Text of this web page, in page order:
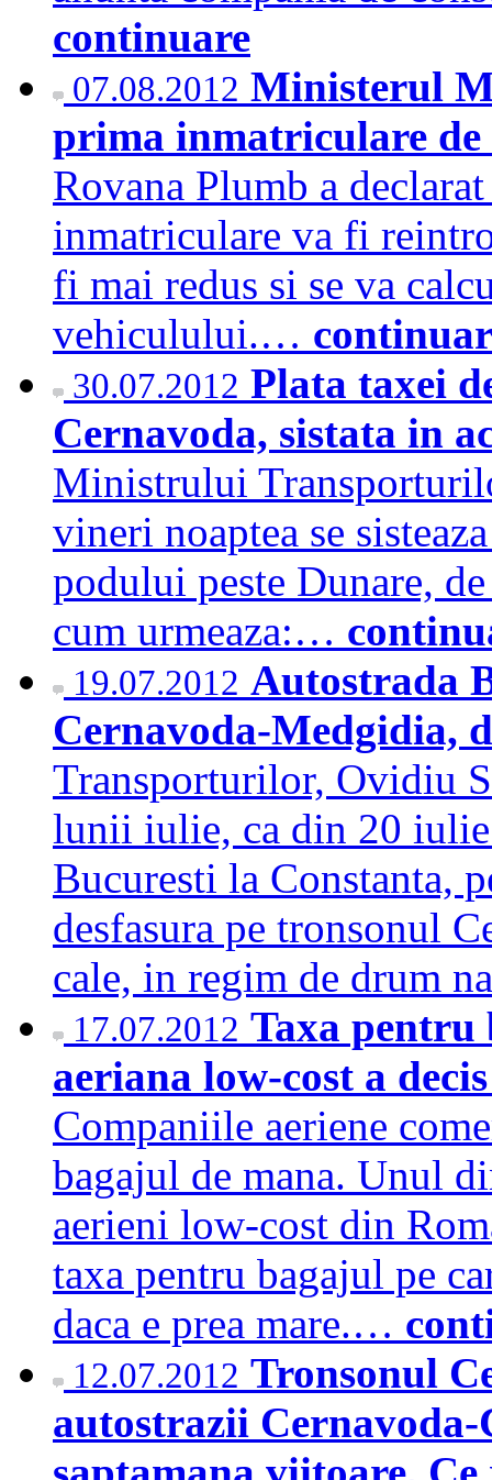
continuare
07.08.2012 Ministerul
prima inmatriculare
Rovana Plumb a
inmatriculare va fi
fi mai redus si se va
vehiculului.…
30.07.2012 Plata taxei
Cernavoda, sistata in
Ministrului
vineri noaptea se
podului peste Dunare,
cum urmeaza:…
19.07.2012 Autostrada
Cernavoda-Medgidia,
Transporturilor, Ovidiu
lunii iulie, ca din 20 iulie
Bucuresti la Constanta,
desfasura pe tronsonul
cale, in regim de drum
17.07.2012 Taxa pentru
aeriana low-cost a
Companiile aeriene
bagajul de mana. Unul
aerieni low-cost din
taxa pentru bagajul pe
daca e prea mare.…
12.07.2012 Tronsonul
autostrazii